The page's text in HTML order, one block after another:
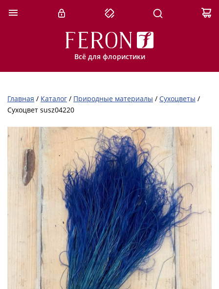
Всё для флористики
Главная / Каталог / Природные материалы / Сухоцветы /
Сухоцвет susz04220